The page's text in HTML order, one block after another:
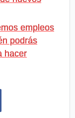
empleos
podrás
hacer